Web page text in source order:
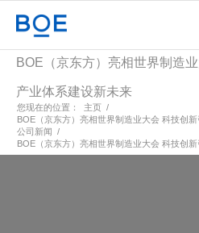
BOE（京东方）亮相世界制造
产业体系建设新未来
您现在的位置： 主页 /
BOE（京东方）亮相世界制造业大会 科技创
公司新闻 /
BOE（京东方）亮相世界制造业大会 科技创